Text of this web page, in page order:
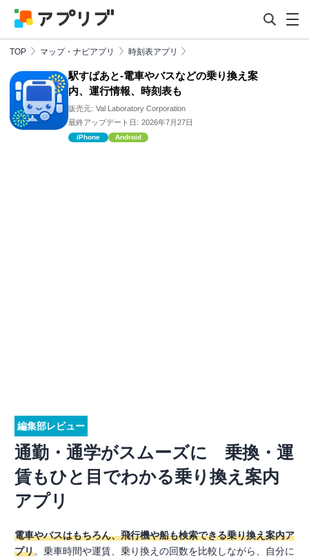
TOP マップ・ナビアプリ 時刻表アプリ
駅すぱあと-電車やバスなどの乗り換え案
内、運行情報、時刻表も
販売元: Val Laboratory Corporation
最終アップデート日: 2026年7月27日
iPhone Android
編集部レビュー
通勤・通学がスムーズに 乗換・運
賃もひと目でわかる乗り換え案内
アプリ
電車やバスはもちろん、飛行機や船も検索できる乗り換え案内ア
プリ。乗車時間や運賃、乗り換えの回数を比較しながら、自分に